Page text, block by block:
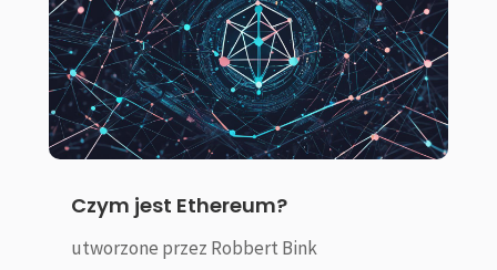
Czym jest Ethereum?
utworzone przez Robbert Bink